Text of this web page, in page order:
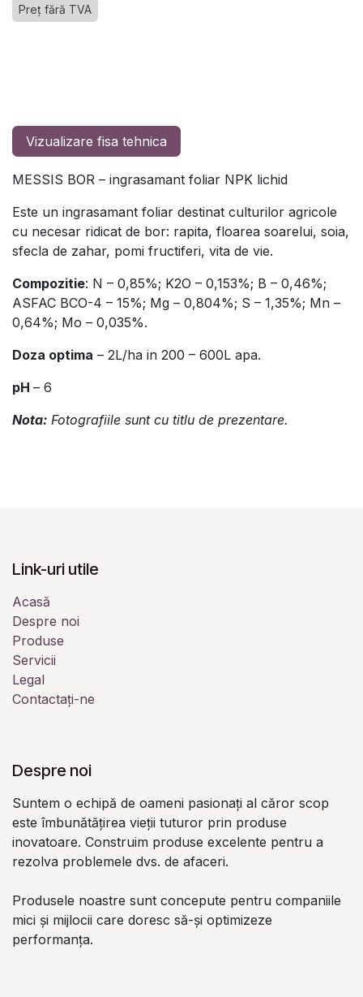
Preț fără TVA
Vizualizare fisa tehnica
MESSIS BOR – ingrasamant foliar NPK lichid
Este un ingrasamant foliar destinat culturilor agricole
cu necesar ridicat de bor: rapita, floarea soarelui, soia,
sfecla de zahar, pomi fructiferi, vita de vie.
Compozitie: N – 0,85%; K2O – 0,153%; B – 0,46%;
ASFAC BCO-4 – 15%; Mg – 0,804%; S – 1,35%; Mn –
0,64%; Mo – 0,035%.
Doza optima – 2L/ha in 200 – 600L apa.
pH – 6
Nota: Fotografiile sunt cu titlu de prezentare.
Link-uri utile
Acasă
Despre noi
Produse
Servicii
Legal
Contactați-ne
Despre noi
Suntem o echipă de oameni pasionați al căror scop
este îmbunătățirea vieții tuturor prin produse
inovatoare. Construim produse excelente pentru a
rezolva problemele dvs. de afaceri.
Produsele noastre sunt concepute pentru companiile
mici și mijlocii care doresc să-și optimizeze
performanța.